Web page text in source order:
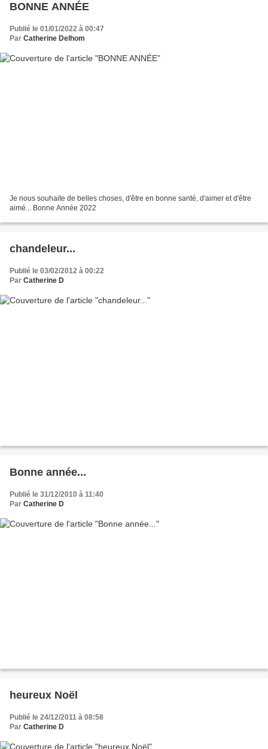
BONNE ANNÉE
Publié le 01/01/2022 à 00:47
Par Catherine Delhom
Je nous souhaite de belles choses, d'être en bonne santé, d'aimer et d'être
aimé... Bonne Année 2022
chandeleur...
Publié le 03/02/2012 à 00:22
Par Catherine D
Bonne année...
Publié le 31/12/2010 à 11:40
Par Catherine D
heureux Noël
Publié le 24/12/2011 à 08:58
Par Catherine D